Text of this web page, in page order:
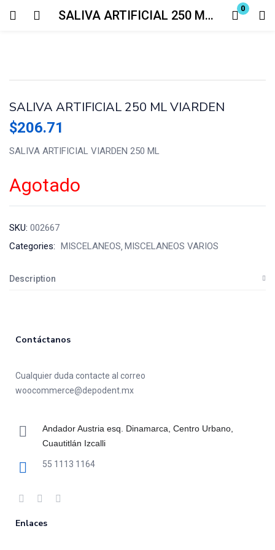
SALIVA ARTIFICIAL 250 ML VIARDEN 0
Login
SALIVA ARTIFICIAL 250 ML VIARDEN
$206.71
SALIVA ARTIFICIAL VIARDEN 250 ML
Agotado
SKU: 002667
Categories: MISCELANEOS MISCELANEOS VARIOS
Description
Contáctanos
Cualquier duda contacte al correo
woocommerce@depodent.mx
Andador Austria esq. Dinamarca, Centro Urbano,
Cuautitlán Izcalli
55 1113 1164
Enlaces